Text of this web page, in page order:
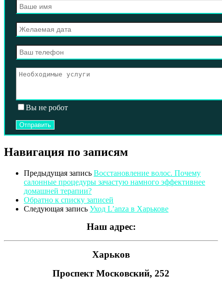
Вы не робот
Навигация по записям
Предыдущая запись Восстановление волос. Почему
салонные процедуры зачастую намного эффективнее
домашней терапии?
Обратно к списку записей
Следующая запись Уход L’anza в Харькове
Наш адрес:
Харьков
Проспект Московский, 252